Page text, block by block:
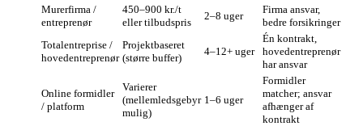
Murerfirma /
entreprenør
450–900 kr./t
eller tilbudspris
2–8 uger
Firma ansvar,
bedre forsikringer
Totalentreprise /
hovedentreprenør
Projektbaseret
(større buffer)
4–12+ uger
Én kontrakt,
hovedentreprenør
har ansvar
Online formidler
/ platform
Varierer
(mellemledsgebyr
mulig)
1–6 uger
Formidler
matcher; ansvar
afhænger af
kontrakt